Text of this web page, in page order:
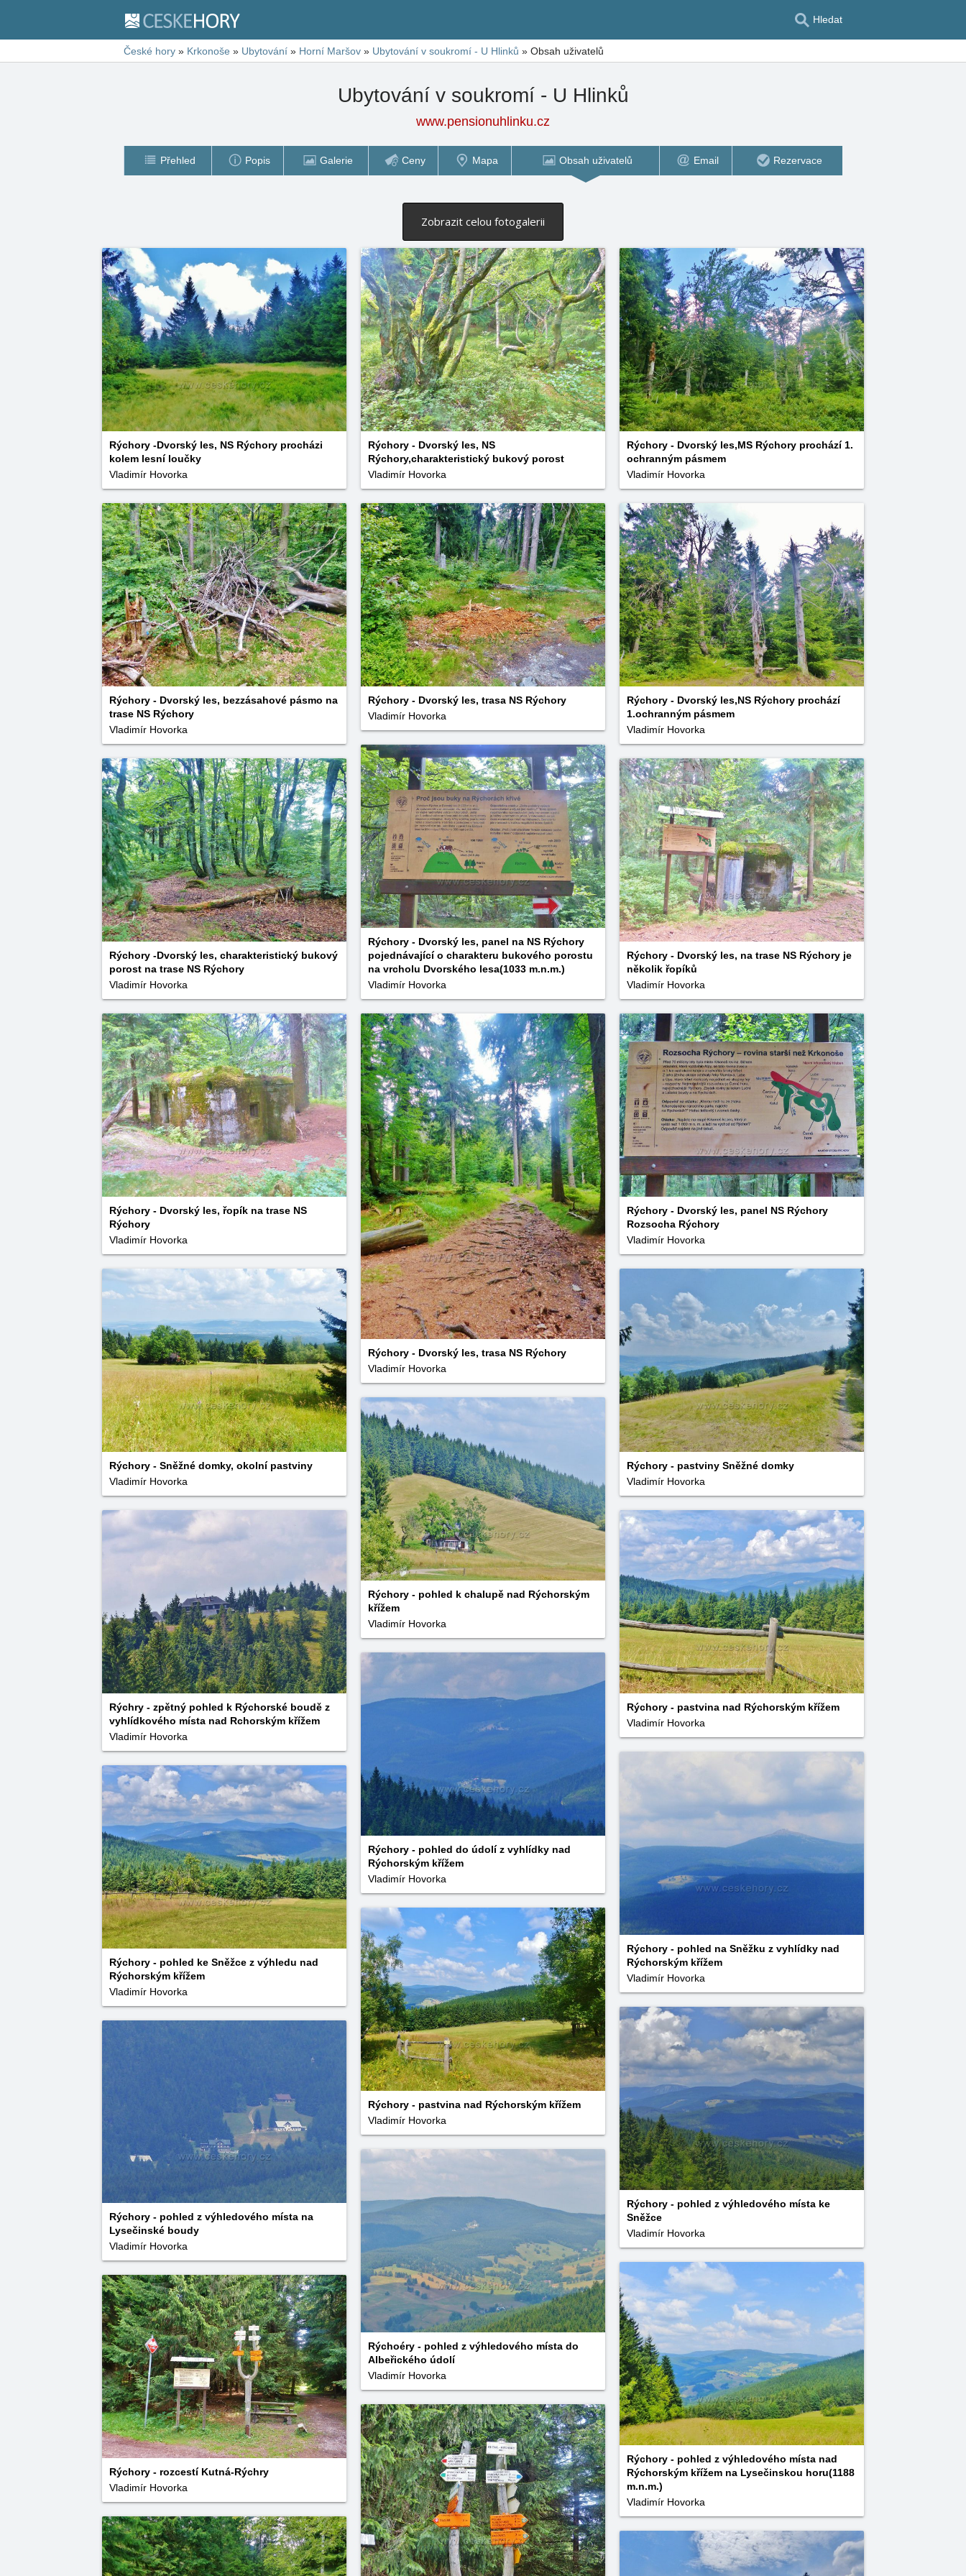
Hledat
České hory » Krkonoše » Ubytování » Horní Maršov » Ubytování v soukromí - U Hlinků » Obsah uživatelů
Ubytování v soukromí - U Hlinků
www.pensionuhlinku.cz
Přehled Popis Galerie Ceny Mapa Obsah uživatelů Email Rezervace
Zobrazit celou fotogalerii
Rýchory -Dvorský les, NS Rýchory procházi
kolem lesní loučky
Vladimír Hovorka
Rýchory - Dvorský les, NS
Rýchory,charakteristický bukový porost
Vladimír Hovorka
Rýchory - Dvorský les,MS Rýchory prochází 1.
ochranným pásmem
Vladimír Hovorka
Rýchory - Dvorský les,NS Rýchory prochází
1.ochranným pásmem
Vladimír Hovorka
Rýchory - Dvorský les, trasa NS Rýchory
Vladimír Hovorka
Rýchory - Dvorský les, bezzásahové pásmo na
trase NS Rýchory
Vladimír Hovorka
Rýchory - Dvorský les, panel na NS Rýchory
pojednávající o charakteru bukového porostu
na vrcholu Dvorského lesa(1033 m.n.m.)
Vladimír Hovorka
Rýchory -Dvorský les, charakteristický bukový
porost na trase NS Rýchory
Vladimír Hovorka
Rýchory - Dvorský les, na trase NS Rýchory je
několik řopíků
Vladimír Hovorka
Rýchory - Dvorský les, panel NS Rýchory
Rozsocha Rýchory
Vladimír Hovorka
Rýchory - Dvorský les, řopík na trase NS
Rýchory
Vladimír Hovorka
Rýchory - Dvorský les, trasa NS Rýchory
Vladimír Hovorka
Rýchory - Sněžné domky, okolní pastviny
Vladimír Hovorka
Rýchory - pastviny Sněžné domky
Vladimír Hovorka
Rýchory - pohled k chalupě nad Rýchorským
křížem
Vladimír Hovorka
Rýchory - pastvina nad Rýchorským křížem
Vladimír Hovorka
Rýchry - zpětný pohled k Rýchorské boudě z
vyhlídkového místa nad Rchorským křížem
Vladimír Hovorka
Rýchory - pohled do údolí z vyhlídky nad
Rýchorským křížem
Vladimír Hovorka
Rýchory - pohled na Sněžku z vyhlídky nad
Rýchorským křížem
Vladimír Hovorka
Rýchory - pohled ke Sněžce z výhledu nad
Rýchorským křížem
Vladimír Hovorka
Rýchory - pastvina nad Rýchorským křížem
Vladimír Hovorka
Rýchory - pohled z výhledového místa ke
Sněžce
Vladimír Hovorka
Rýchory - pohled z výhledového místa na
Lysečinské boudy
Vladimír Hovorka
Rýchoéry - pohled z výhledového místa do
Albeřického údolí
Vladimír Hovorka
Rýchory - pohled z výhledového místa nad
Rýchorským křížem na Lysečinskou horu(1188
m.n.m.)
Vladimír Hovorka
Rýchory - rozcestí Kutná-Rýchry
Vladimír Hovorka